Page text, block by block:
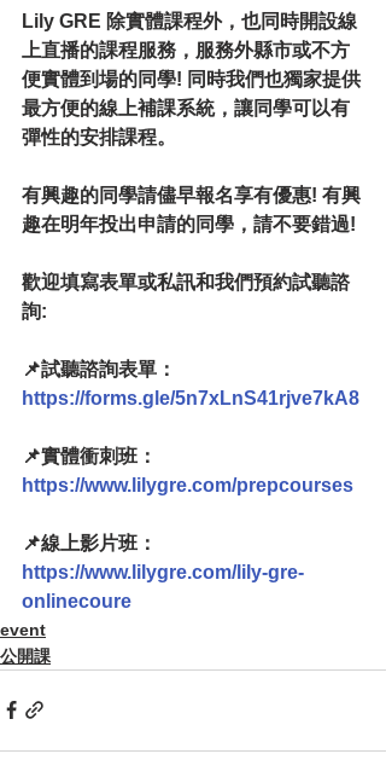
Lily GRE 除實體課程外，也同時開設線
上直播的課程服務，服務外縣市或不方
便實體到場的同學! 同時我們也獨家提供
最方便的線上補課系統，讓同學可以有
彈性的安排課程。
有興趣的同學請儘早報名享有優惠! 有興
趣在明年投出申請的同學，請不要錯過!
歡迎填寫表單或私訊和我們預約試聽諮
詢:
📌試聽諮詢表單：
https://forms.gle/5n7xLnS41rjve7kA8
📌實體衝刺班：
https://www.lilygre.com/prepcourses
📌線上影片班：
https://www.lilygre.com/lily-gre-
onlinecoure
event
公開課